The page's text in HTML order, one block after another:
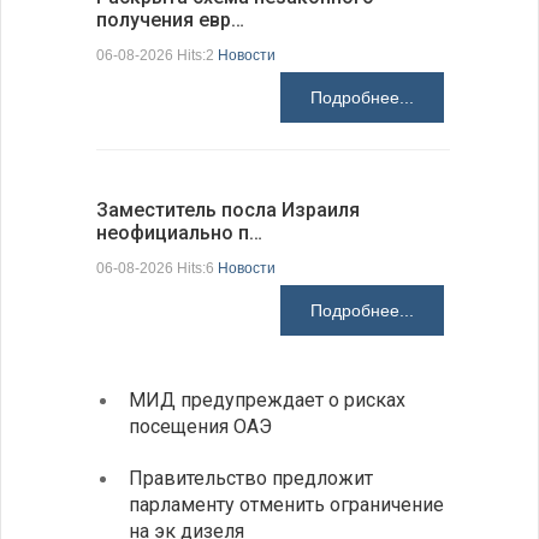
получения евр…
06-08-2026 Hits:2 Новости
Подробнее...
Заместитель посла Израиля
неофициально п…
06-08-2026 Hits:6 Новости
Подробнее...
МИД предупреждает о рисках
посещения ОАЭ
Правительство предложит
парламенту отменить ограничение
на эк дизеля